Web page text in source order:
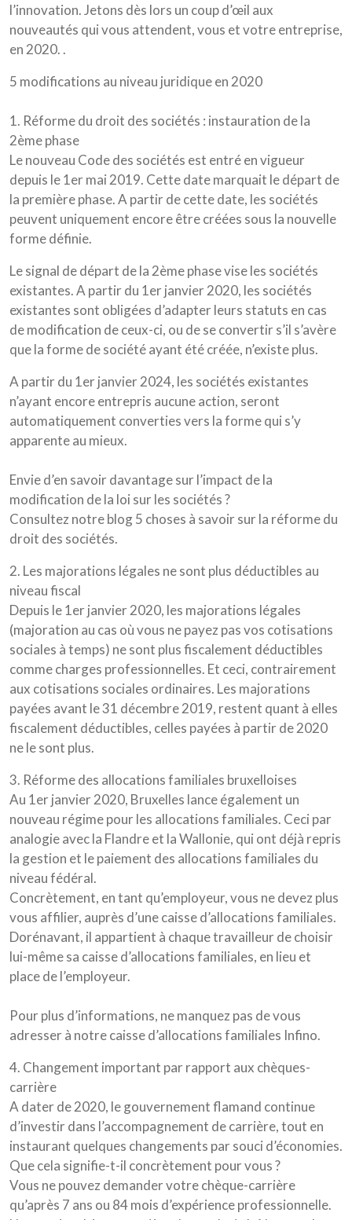
l’innovation. Jetons dès lors un coup d’œil aux
nouveautés qui vous attendent, vous et votre entreprise,
en 2020. .
5 modifications au niveau juridique en 2020
1. Réforme du droit des sociétés : instauration de la
2ème phase
Le nouveau Code des sociétés est entré en vigueur
depuis le 1er mai 2019. Cette date marquait le départ de
la première phase. A partir de cette date, les sociétés
peuvent uniquement encore être créées sous la nouvelle
forme définie.
Le signal de départ de la 2ème phase vise les sociétés
existantes. A partir du 1er janvier 2020, les sociétés
existantes sont obligées d’adapter leurs statuts en cas
de modification de ceux-ci, ou de se convertir s’il s’avère
que la forme de société ayant été créée, n’existe plus.
A partir du 1er janvier 2024, les sociétés existantes
n’ayant encore entrepris aucune action, seront
automatiquement converties vers la forme qui s’y
apparente au mieux.
Envie d’en savoir davantage sur l’impact de la
modification de la loi sur les sociétés ?
Consultez notre blog 5 choses à savoir sur la réforme du
droit des sociétés.
2. Les majorations légales ne sont plus déductibles au
niveau fiscal
Depuis le 1er janvier 2020, les majorations légales
(majoration au cas où vous ne payez pas vos cotisations
sociales à temps) ne sont plus fiscalement déductibles
comme charges professionnelles. Et ceci, contrairement
aux cotisations sociales ordinaires. Les majorations
payées avant le 31 décembre 2019, restent quant à elles
fiscalement déductibles, celles payées à partir de 2020
ne le sont plus.
3. Réforme des allocations familiales bruxelloises
Au 1er janvier 2020, Bruxelles lance également un
nouveau régime pour les allocations familiales. Ceci par
analogie avec la Flandre et la Wallonie, qui ont déjà repris
la gestion et le paiement des allocations familiales du
niveau fédéral.
Concrètement, en tant qu’employeur, vous ne devez plus
vous affilier, auprès d’une caisse d’allocations familiales.
Dorénavant, il appartient à chaque travailleur de choisir
lui-même sa caisse d’allocations familiales, en lieu et
place de l’employeur.
Pour plus d’informations, ne manquez pas de vous
adresser à notre caisse d’allocations familiales Infino.
4. Changement important par rapport aux chèques-
carrière
A dater de 2020, le gouvernement flamand continue
d’investir dans l’accompagnement de carrière, tout en
instaurant quelques changements par souci d’économies.
Que cela signifie-t-il concrètement pour vous ?
Vous ne pouvez demander votre chèque-carrière
qu’après 7 ans ou 84 mois d’expérience professionnelle.